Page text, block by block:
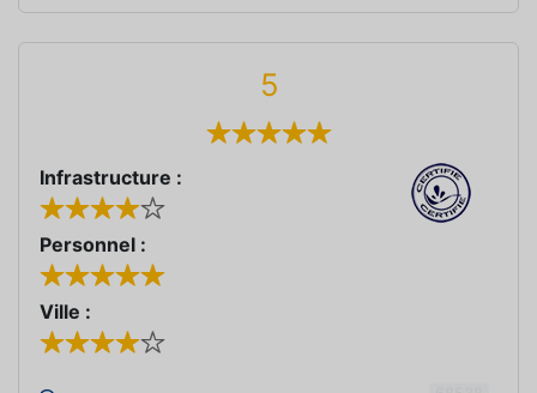
5
Infrastructure :
Personnel :
Ville :